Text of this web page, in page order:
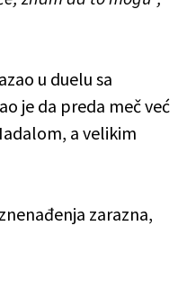
u duelu sa
je da preda meč već
a velikim
zarazna,